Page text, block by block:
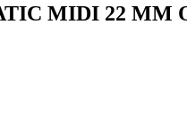
MIDI 22 ММ